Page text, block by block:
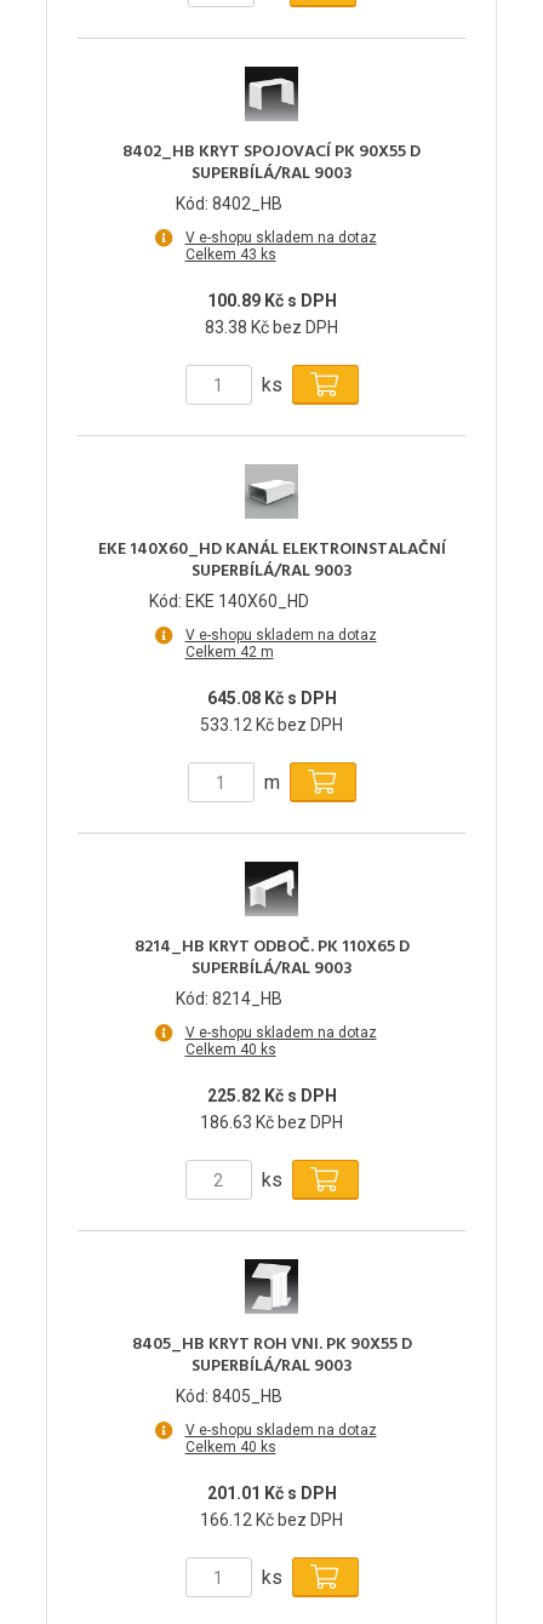
8402_HB KRYT SPOJOVACÍ PK 90X55 D
SUPERBÍLÁ/RAL 9003
Kód: 8402_HB
V e-shopu skladem na dotaz
Celkem 43 ks
100.89 Kč s DPH
83.38 Kč bez DPH
ks
EKE 140X60_HD KANÁL ELEKTROINSTALAČNÍ
SUPERBÍLÁ/RAL 9003
Kód: EKE 140X60_HD
V e-shopu skladem na dotaz
Celkem 42 m
645.08 Kč s DPH
533.12 Kč bez DPH
m
8214_HB KRYT ODBOČ. PK 110X65 D
SUPERBÍLÁ/RAL 9003
Kód: 8214_HB
V e-shopu skladem na dotaz
Celkem 40 ks
225.82 Kč s DPH
186.63 Kč bez DPH
ks
8405_HB KRYT ROH VNI. PK 90X55 D
SUPERBÍLÁ/RAL 9003
Kód: 8405_HB
V e-shopu skladem na dotaz
Celkem 40 ks
201.01 Kč s DPH
166.12 Kč bez DPH
ks